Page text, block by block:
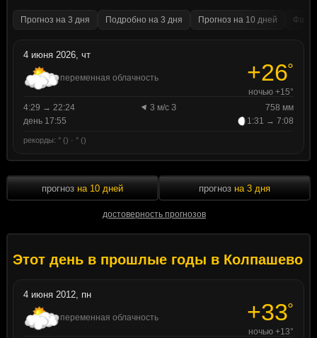
Прогноз на 3 дня Подробно на 3 дня Прогноз на 10 дней
4 июня 2026, чт
переменная облачность +26°
ночью +15°
4:29 → 22:24
3 м/с З
758 мм
день 17:55
1:31 → 7:08
рекорды: ° () · ° ()
прогноз на 10 дней
достоверность прогнозов
прогноз на 3 дня
Этот день в прошлые годы в Колпашево
4 июня 2012, пн
переменная облачность +33°
ночью +13°